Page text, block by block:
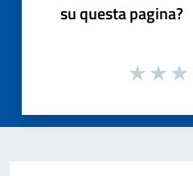
su questa pagina?